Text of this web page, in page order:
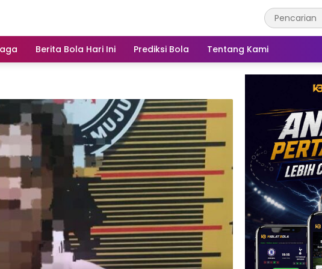
Berita Bola Hari Ini Prediksi Bola Tentang Kami